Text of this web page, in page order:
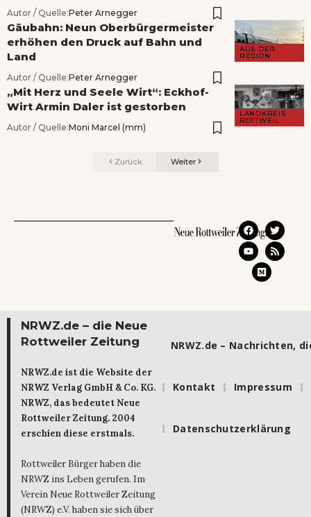
Autor / Quelle:Peter Arnegger
AUS DER
REGION
Gäubahn: Neun Oberbürgermeister
erhöhen den Druck auf Bahn und
Land
Autor / Quelle:Peter Arnegger
LANDKREIS
ROTTWEIL
„Mit Herz und Seele Wirt“: Eckhof-
Wirt Armin Daler ist gestorben
Autor / Quelle:Moni Marcel (mm)
Zurück Weiter
NRWZ.de – die Neue
Rottweiler Zeitung
NRWZ.de ist die Website der
NRWZ Verlag GmbH & Co. KG.
NRWZ, das bedeutet Neue
Rottweiler Zeitung. 2004
erschien diese erstmals.
Rottweiler Bürger haben die
NRWZ ins Leben gerufen. Im
Verein Neue Rottweiler Zeitung
(NRWZ) e.V. haben sie sich über
NRWZ.de – Nachrichten,
Kontakt Impressum
Datenschutzerklärung